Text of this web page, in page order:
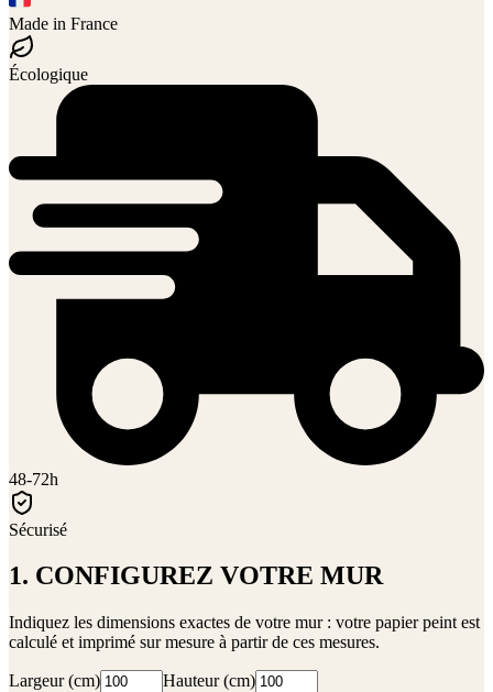
Made in France
Écologique
48-72h
Sécurisé
1. CONFIGUREZ VOTRE MUR
Indiquez les dimensions exactes de votre mur : votre papier peint est
calculé et imprimé sur mesure à partir de ces mesures.
Largeur (cm) Hauteur (cm)